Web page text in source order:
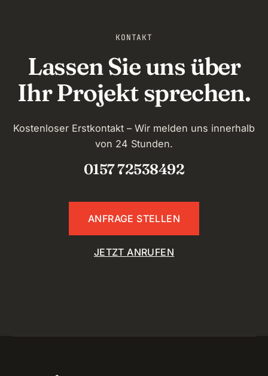
KONTAKT
Lassen Sie uns über
Ihr Projekt sprechen.
Kostenloser Erstkontakt – Wir melden uns innerhalb
von 24 Stunden.
0157 72538492
ANFRAGE STELLEN
JETZT ANRUFEN